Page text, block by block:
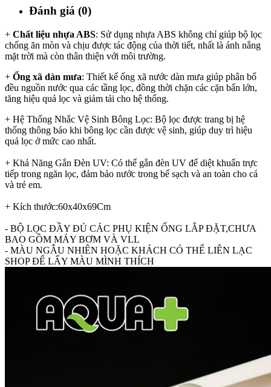
Đánh giá (0)
+ Chất liệu nhựa ABS: Sử dụng nhựa ABS không chỉ giúp bộ lọc
chống ăn mòn và chịu được tác động của thời tiết, nhất là ánh nắng
mặt trời mà còn thân thiện với môi trường.
+ Ống xã dàn mưa: Thiết kế ống xã nước dàn mưa giúp phân bổ
đều nguồn nước qua các tầng lọc, đồng thời chặn các cặn bẩn lớn,
tăng hiệu quả lọc và giảm tải cho hệ thống.
+ Hệ Thống Nhắc Vệ Sinh Bông Lọc: Bộ lọc được trang bị hệ
thống thông báo khi bông lọc cần được vệ sinh, giúp duy trì hiệu
quả lọc ở mức cao nhất.
+ Khả Năng Gắn Đèn UV: Có thể gắn đèn UV để diệt khuẩn trực
tiếp trong ngăn lọc, đảm bảo nước trong bể sạch và an toàn cho cá
và trẻ em.
+ Kích thước:60x40x69Cm
- BỘ LỌC ĐẦY ĐỦ CÁC PHỤ KIỆN ỐNG LẮP ĐẶT,CHƯA
BAO GỒM MÁY BƠM VÀ VLL
- MÀU NGẪU NHIÊN HOẶC KHÁCH CÓ THỂ LIÊN LẠC
SHOP ĐỂ LẤY MÀU MÌNH THÍCH